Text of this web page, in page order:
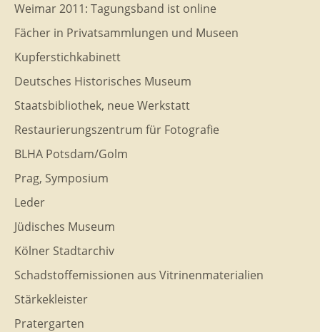
Weimar 2011: Tagungsband ist online
Fächer in Privatsammlungen und Museen
Kupferstichkabinett
Deutsches Historisches Museum
Staatsbibliothek, neue Werkstatt
Restaurierungszentrum für Fotografie
BLHA Potsdam/Golm
Prag, Symposium
Leder
Jüdisches Museum
Kölner Stadtarchiv
Schadstoffemissionen aus Vitrinenmaterialien
Stärkekleister
Pratergarten